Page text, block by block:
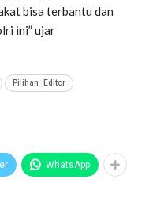
bisa terbantu dan
ini” ujar
Pilihan_Editor
WhatsApp